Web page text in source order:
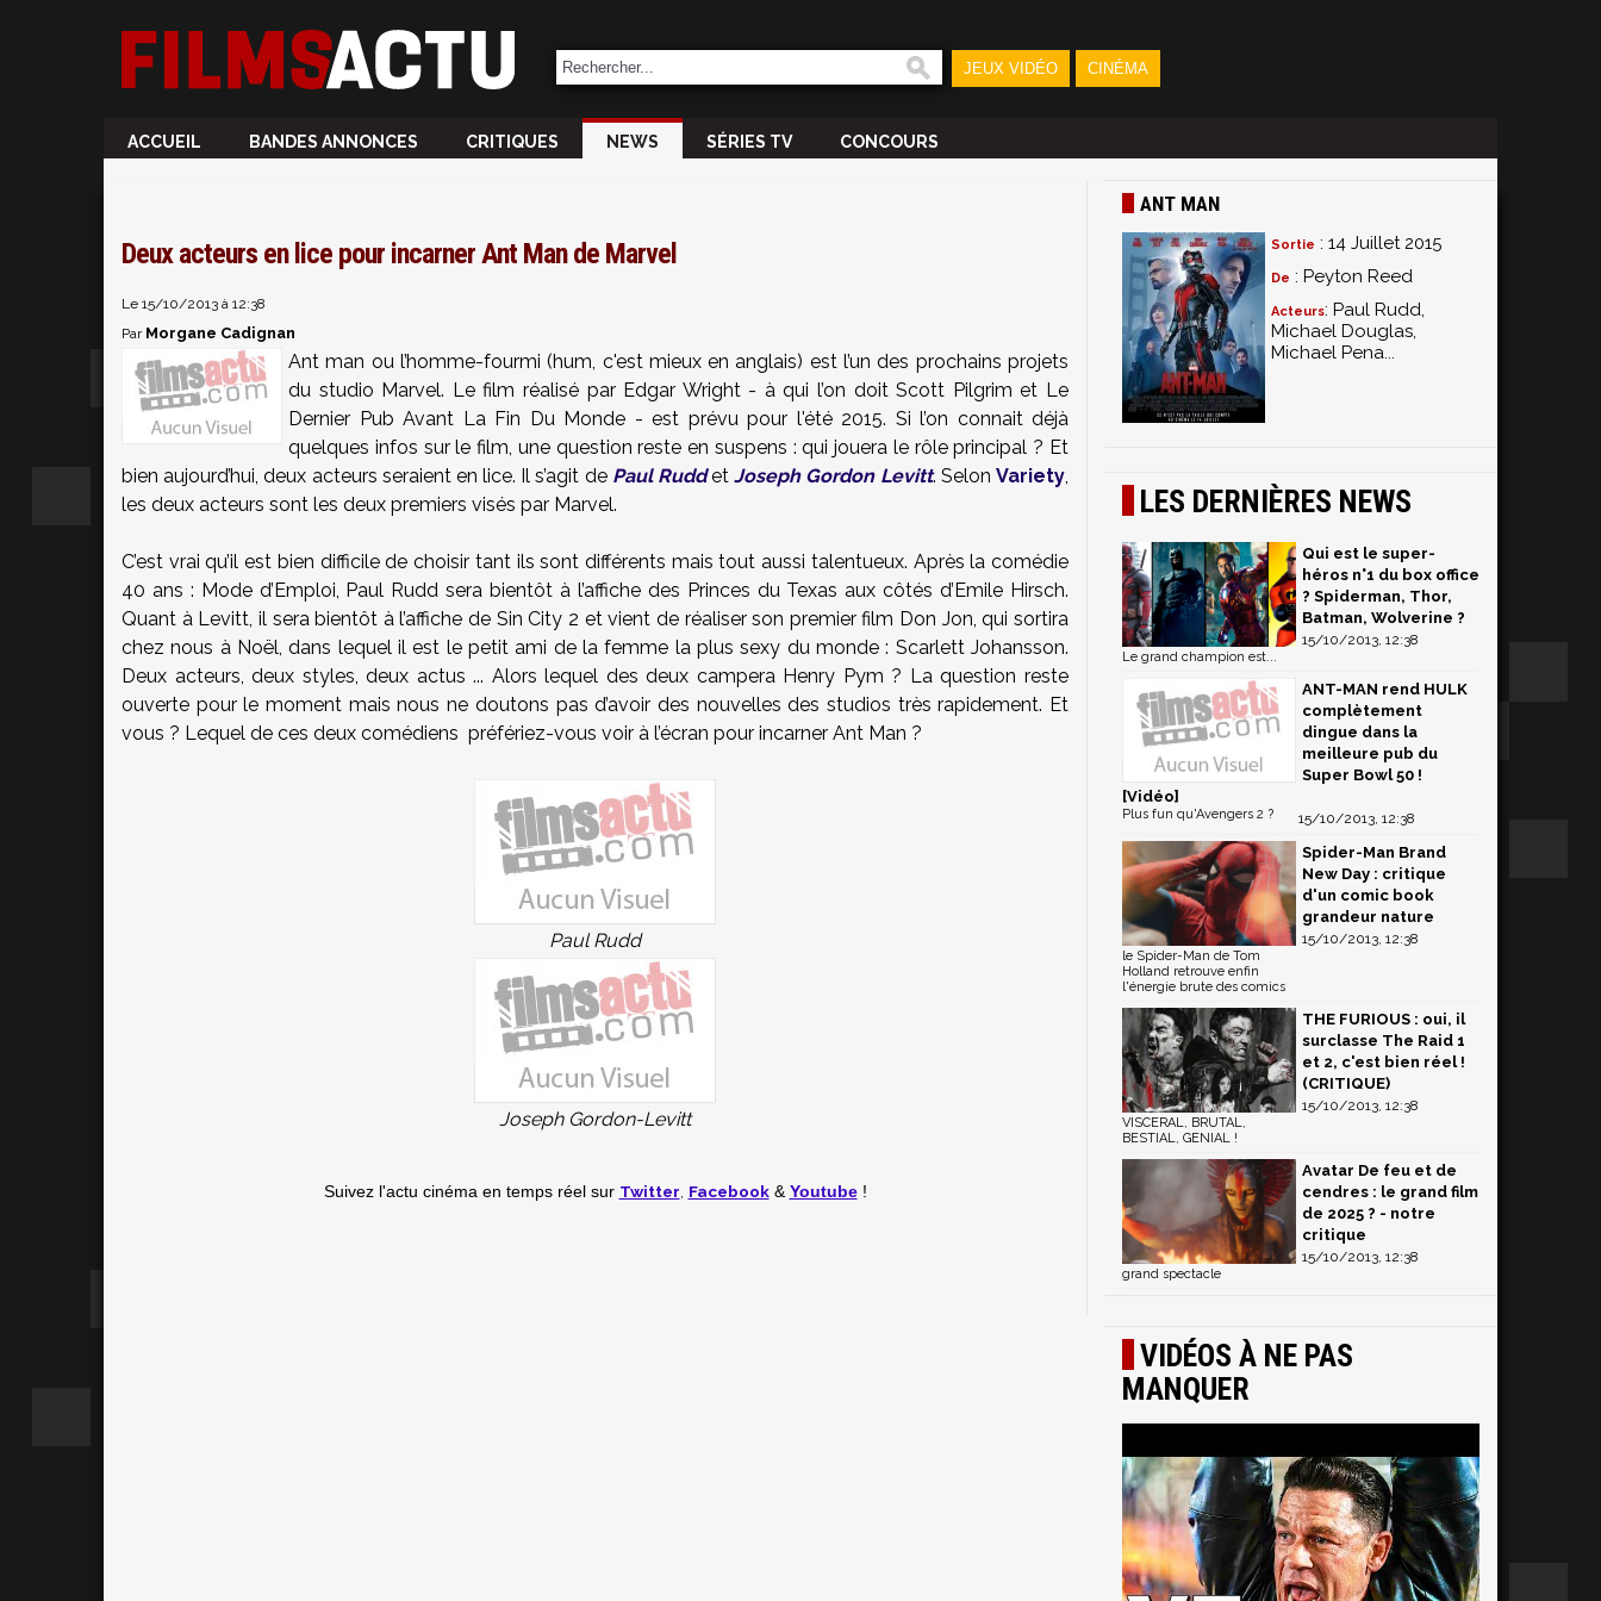
JEUX VIDÉO CINÉMA
ACCUEIL BANDES ANNONCES CRITIQUES NEWS SÉRIES TV CONCOURS
Deux acteurs en lice pour incarner Ant Man de Marvel
Le 15/10/2013 à 12:38
Par Morgane Cadignan
Ant man ou l’homme-fourmi (hum, c'est mieux en anglais) est l’un des prochains projets
du studio Marvel. Le film réalisé par Edgar Wright - à qui l’on doit Scott Pilgrim et Le
Dernier Pub Avant La Fin Du Monde - est prévu pour l'été 2015. Si l’on connait déjà
quelques infos sur le film, une question reste en suspens : qui jouera le rôle principal ? Et
bien aujourd’hui, deux acteurs seraient en lice. Il s’agit de Paul RuddetJoseph Gordon Levitt. SelonVariety,
les deux acteurs sont les deux premiers visés par Marvel.
C’est vrai qu’il est bien difficile de choisir tant ils sont différents mais tout aussi talentueux. Après la comédie
40 ans : Mode d’Emploi, Paul Rudd sera bientôt à l’affiche des Princes du Texas aux côtés d’Emile Hirsch.
Quant à Levitt, il sera bientôt à l’affiche de Sin City 2 et vient de réaliser son premier film Don Jon, qui sortira
chez nous à Noël, dans lequel il est le petit ami de la femme la plus sexy du monde : Scarlett Johansson.
Deux acteurs, deux styles, deux actus ... Alors lequel des deux campera Henry Pym ? La question reste
ouverte pour le moment mais nous ne doutons pas d’avoir des nouvelles des studios très rapidement. Et
vous ? Lequel de ces deux comédiens préfériez-vous voir à l’écran pour incarner Ant Man ?
Paul Rudd
Joseph Gordon-Levitt
Suivez l'actu cinéma en temps réel sur Twitter Facebook& Youtube!
ANT MAN
Sortie : 14 Juillet 2015
De : Peyton Reed
Acteurs: Paul Rudd,
Michael Douglas,
Michael Pena...
LES DERNIÈRES NEWS
Qui est le super-
héros n°1 du box office
? Spiderman, Thor,
Batman, Wolverine ?
15/10/2013, 12:38
Le grand champion est...
ANT-MAN rend HULK
complètement
dingue dans la
meilleure pub du
Super Bowl 50 !
[Vidéo]
15/10/2013, 12:38
Plus fun qu'Avengers 2 ?
Spider-Man Brand
New Day : critique
d'un comic book
grandeur nature
15/10/2013, 12:38
le Spider-Man de Tom
Holland retrouve enfin
l'énergie brute des comics
THE FURIOUS : oui, il
surclasse The Raid 1
et 2, c'est bien réel !
(CRITIQUE)
15/10/2013, 12:38
VISCERAL, BRUTAL,
BESTIAL, GENIAL !
Avatar De feu et de
cendres : le grand film
de 2025 ? - notre
critique
15/10/2013, 12:38
grand spectacle
VIDÉOS À NE PAS
MANQUER